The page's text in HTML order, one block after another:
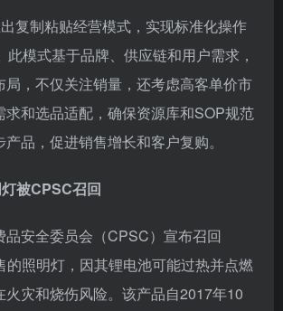
复制粘贴经营模式，实现标准化操作
此模式基于品牌、供应链和用户需求，
局，不仅关注销量，还考虑高客单价市
求和选品适配，确保资源库和SOP规范
品，促进销售增长和客户复购。
被CPSC召回
品安全委员会（CPSC）宣布召回
的照明灯，因其锂电池可能过热并点燃
火灾和烧伤风险。该产品自2017年10